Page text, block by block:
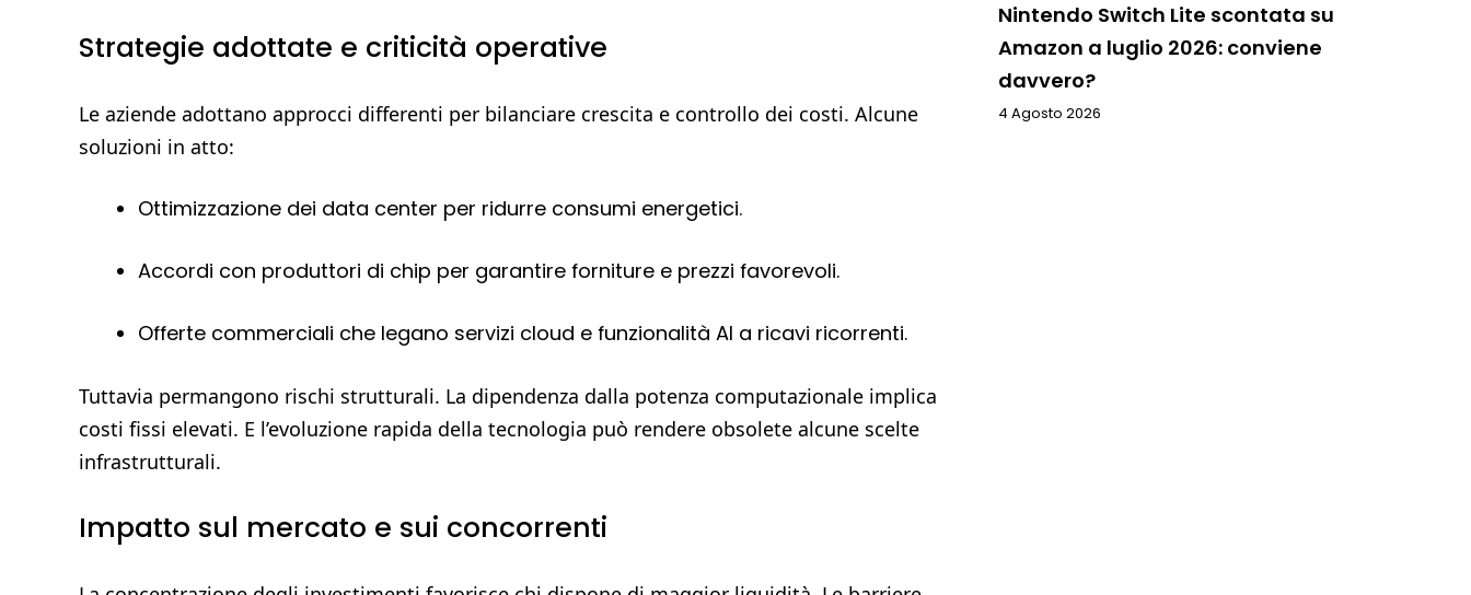
Strategie adottate e criticità operative
Le aziende adottano approcci differenti per bilanciare crescita e controllo dei costi. Alcune
soluzioni in atto:
Ottimizzazione dei data center per ridurre consumi energetici.
Accordi con produttori di chip per garantire forniture e prezzi favorevoli.
Offerte commerciali che legano servizi cloud e funzionalità AI a ricavi ricorrenti.
Tuttavia permangono rischi strutturali. La dipendenza dalla potenza computazionale implica
costi fissi elevati. E l’evoluzione rapida della tecnologia può rendere obsolete alcune scelte
infrastrutturali.
Impatto sul mercato e sui concorrenti
Nintendo Switch Lite scontata su
Amazon a luglio 2026: conviene
davvero?
4 Agosto 2026